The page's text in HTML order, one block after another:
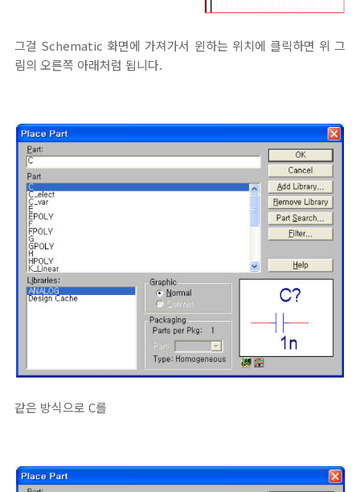
그걸 Schematic 화면에 가져가서 윈하는 위치에 클릭하면 위 그
림의 오른쪽 아래처럼 됩니다.
같은 방식으로 C를